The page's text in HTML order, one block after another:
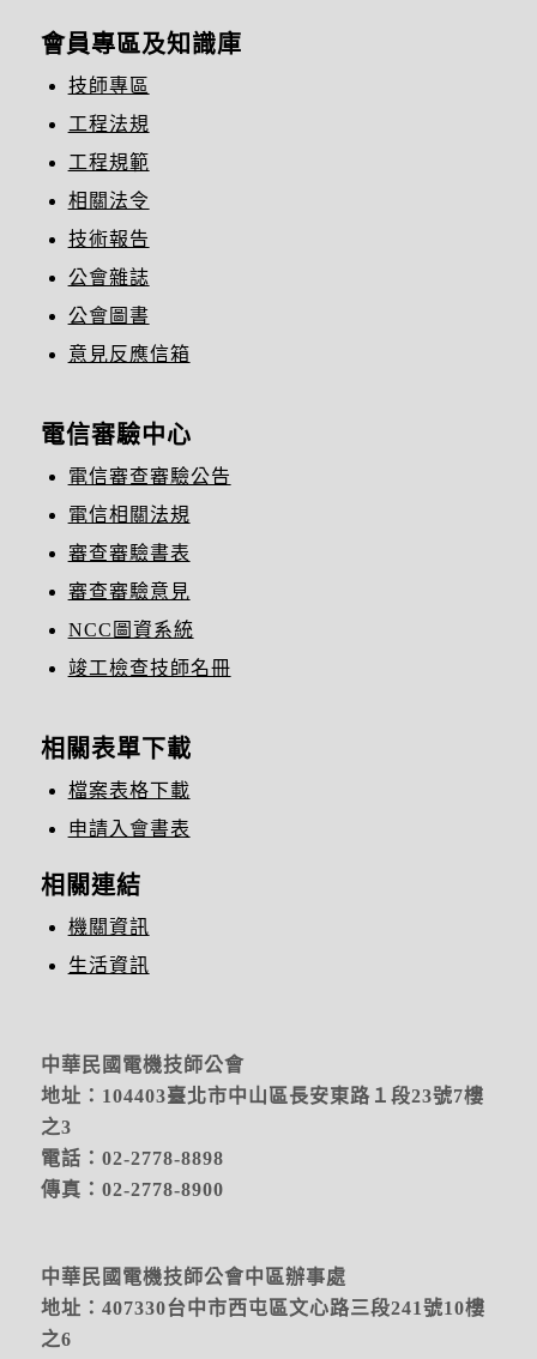
會員專區及知識庫
技師專區
工程法規
工程規範
相關法令
技術報告
公會雜誌
公會圖書
意見反應信箱
電信審驗中心
電信審查審驗公告
電信相關法規
審查審驗書表
審查審驗意見
NCC圖資系統
竣工檢查技師名冊
相關表單下載
檔案表格下載
申請入會書表
相關連結
機關資訊
生活資訊
中華民國電機技師公會
地址：104403臺北市中山區長安東路１段23號7樓
之3
電話：02-2778-8898
傳真：02-2778-8900
中華民國電機技師公會中區辦事處
地址： 407330台中市西屯區文心路三段241號10樓
之6